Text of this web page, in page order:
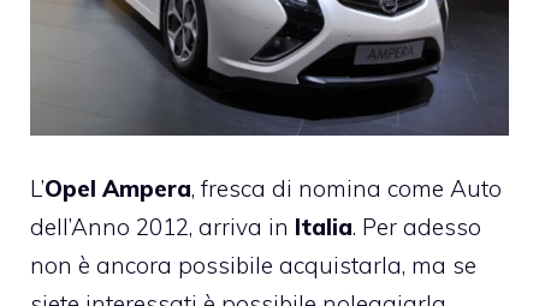
L’Opel Ampera, fresca di nomina come Auto
dell’Anno 2012, arriva in Italia. Per adesso
non è ancora possibile acquistarla, ma se